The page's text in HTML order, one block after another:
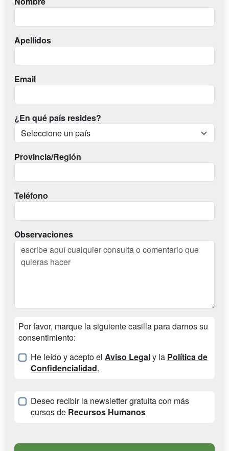
Apellidos
Email
¿En qué país resides?
Provincia/Región
Teléfono
Observaciones
Por favor, marque la siguiente casilla para darnos su
consentimiento:
He leído y acepto el Aviso Legaly la Política de
Confidencialidad.
Deseo recibir la newsletter gratuita con más
cursos de Recursos Humanos